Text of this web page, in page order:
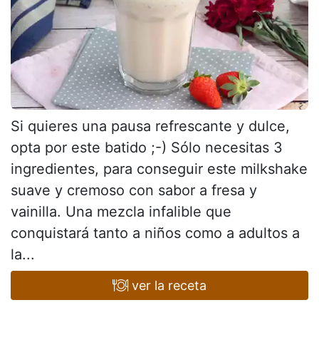
Si quieres una pausa refrescante y dulce,
opta por este batido ;-) Sólo necesitas 3
ingredientes, para conseguir este milkshake
suave y cremoso con sabor a fresa y
vainilla. Una mezcla infalible que
conquistará tanto a niños como a adultos a
la...
ver la receta